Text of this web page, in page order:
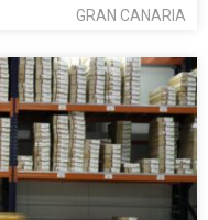
GRAN CANARIA